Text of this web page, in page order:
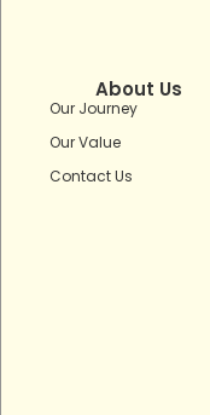
About Us
Our Journey
Our Value
Contact Us